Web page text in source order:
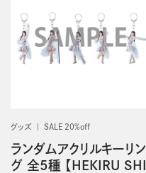
グッズ SALE 20%off
ランダムアクリルキーリン
グ 全5種 【HEKIRU SHII